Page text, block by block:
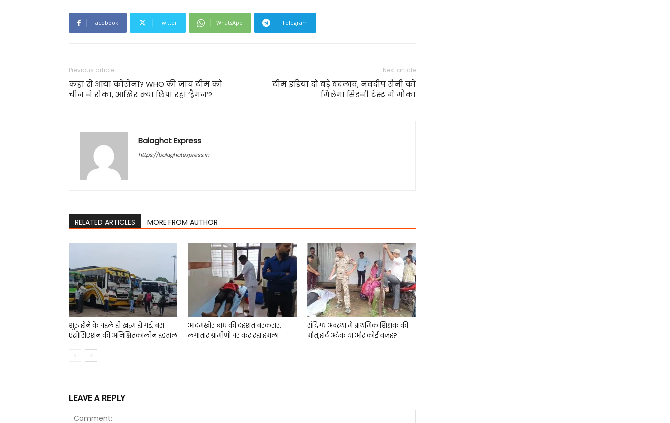
Facebook Twitter WhatsApp Telegram
Previous article
कहां से आया कोरोना? WHO की जांच टीम को
चीन ने रोका, आखिर क्या छिपा रहा ‘ड्रैगन’?
Next article
टीम इंडिया दो बड़े बदलाव, नवदीप सैनी को
मिलेगा सिडनी टेस्ट में मौका
Balaghat Express
https://balaghatexpress.in
RELATED ARTICLES MORE FROM AUTHOR
शुरू होने के पहले ही खत्म हो गई, बस
एसोसिएशन की अनिश्चितकालीन हड़ताल
आदमखोर बाघ की दहशत बरकरार,
लगातार ग्रामीणों पर कर रहा हमला
संदिग्ध अवस्था में प्राथमिक शिक्षक की
मौत,हार्ट अटैक या और कोई वजह?
LEAVE A REPLY